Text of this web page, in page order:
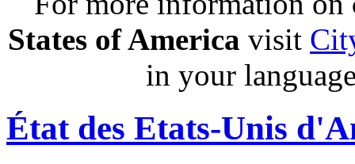
States of America visit
in your
État des Etats-Unis